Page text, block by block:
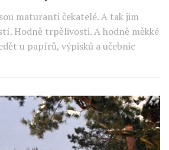
maturanti čekatelé. A tak jim
Hodně trpělivosti. A hodně měkké
u papírů, výpisků a učebnic